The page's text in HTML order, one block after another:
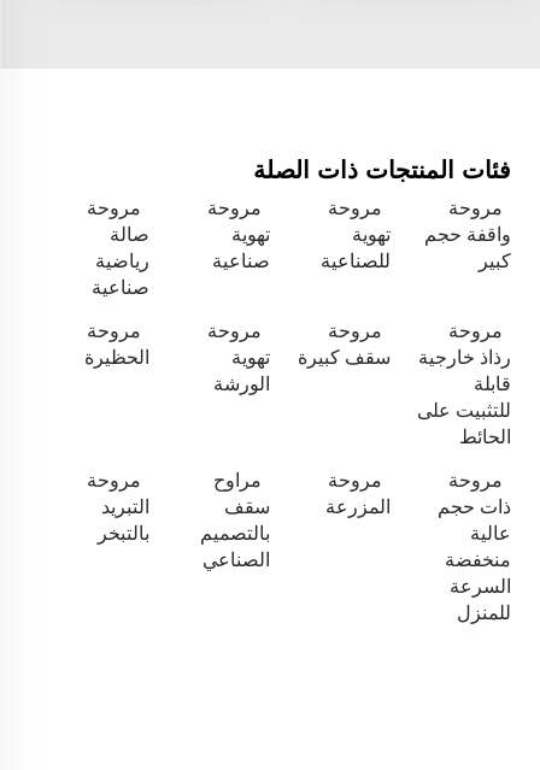
فئات المنتجات ذات الصلة
مروحة
واقفة حجم
كبير
مروحة
تهوية
للصناعية
مروحة
تهوية
صناعية
مروحة
صالة
رياضية
صناعية
مروحة
رذاذ خارجية
قابلة
للتثبيت على
الحائط
مروحة
سقف كبيرة
مروحة
تهوية
الورشة
مروحة
الحظيرة
مروحة
ذات حجم
عالية
منخفضة
السرعة
للمنزل
مروحة
المزرعة
مراوح
سقف
بالتصميم
الصناعي
مروحة
التبريد
بالتبخر